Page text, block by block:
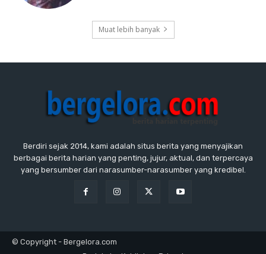
Muat lebih banyak
Berdiri sejak 2014, kami adalah situs berita yang menyajikan
berbagai berita harian yang penting, jujur, aktual, dan terpercaya
yang bersumber dari narasumber-narasumber yang kredibel.
© Copyright - Bergelora.com